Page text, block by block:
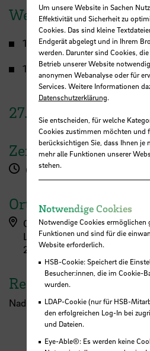
Weitere Termine
11. Dezember
17. Dezember
27.
Zeit
09:00 - 15:00 Uhr
Ort
Campus Neustadt,
Langemarckstraße 113
28199 Bremen
Referent:in
Nadine Bergmann
Um unsere Website in Sachen
Effektivität und Sicherheit zu
Cookies. Das sind kleine
Endgerät abgelegt und in Ihrem
werden. Darunter sind Cookies,
Betrieb unserer Website
anonymen Webanalyse oder für
Services. Weitere Informationen
Datenschutzerklärung.
Sie entscheiden, für welche
Cookies zustimmen möchten und
berücksichtigen Sie, dass Ihnen je
mehr alle Funktionen unserer
stehen.
Notwendige Cookies
Notwendige Cookies ermöglichen
Funktionen und sind für die
Website erforderlich.
HSB-Cookie: Speichert die
Besucher:innen, die im Cookie-
wurden.
LDAP-Cookie (nur für HSB-
den erfolgreichen Log-In bei
und Dateien.
Eye-Able®: Es werden keine